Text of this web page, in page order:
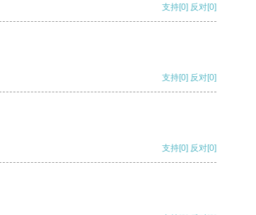
支持[0] 反对[0]
支持[0] 反对[0]
支持[0] 反对[0]